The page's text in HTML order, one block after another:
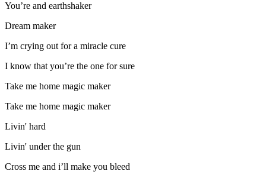
You’re and earthshaker
Dream maker
I’m crying out for a miracle cure
I know that you’re the one for sure
Take me home magic maker
Take me home magic maker
Livin' hard
Livin' under the gun
Cross me and i’ll make you bleed